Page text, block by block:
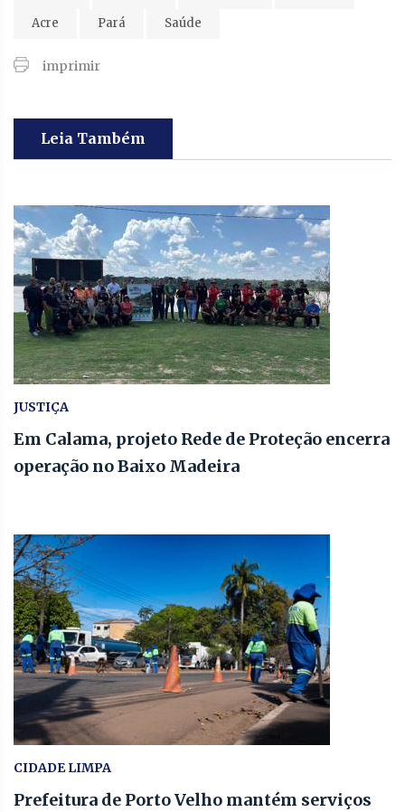
Acre
Pará Saúde
imprimir
Leia Também
JUSTIÇA
Em Calama, projeto Rede de Proteção encerra
operação no Baixo Madeira
CIDADE LIMPA
Prefeitura de Porto Velho mantém serviços